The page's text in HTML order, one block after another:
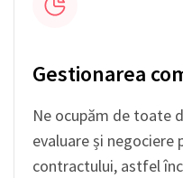
Gestionarea
Ne ocupăm de toate
evaluare și negociere
contractului, astfel